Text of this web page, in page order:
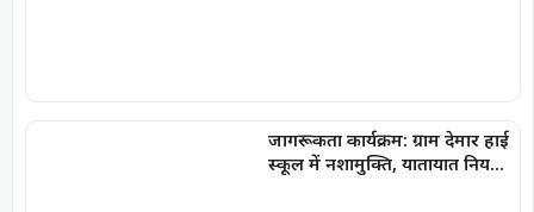
जागरूकता कार्यक्रम: ग्राम देमार हाई
स्कूल में नशामुक्ति, यातायात नियमों